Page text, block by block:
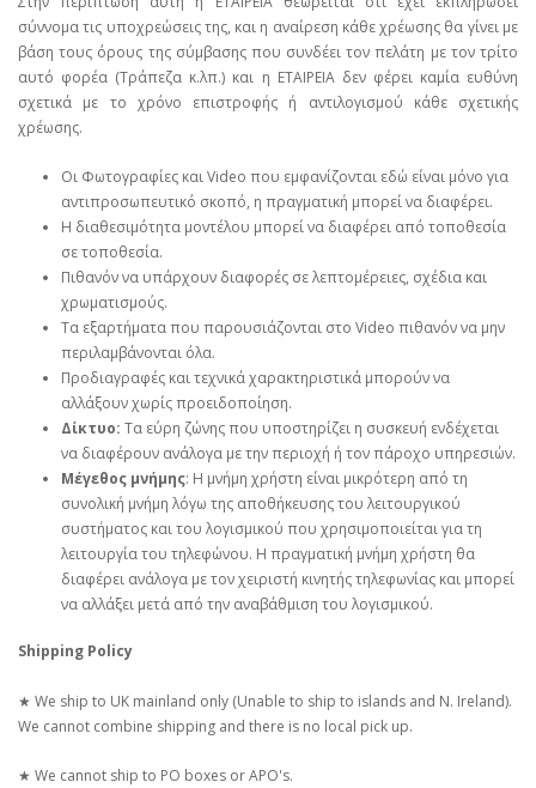
σύννομα τις υποχρεώσεις της, και η αναίρεση κάθε χρέωσης θα γίνει με
βάση τους όρους της σύμβασης που συνδέει τον πελάτη με τον τρίτο
αυτό φορέα (Τράπεζα κ.λπ.) και η ΕΤΑΙΡΕΙΑ δεν φέρει καμία ευθύνη
σχετικά με το χρόνο επιστροφής ή αντιλογισμού κάθε σχετικής
χρέωσης.
Οι Φωτογραφίες και Video που εμφανίζονται εδώ είναι μόνο για
αντιπροσωπευτικό σκοπό, η πραγματική μπορεί να διαφέρει.
Η διαθεσιμότητα μοντέλου μπορεί να διαφέρει από τοποθεσία
σε τοποθεσία.
Πιθανόν να υπάρχουν διαφορές σε λεπτομέρειες, σχέδια και
χρωματισμούς.
Τα εξαρτήματα που παρουσιάζονται στο Video πιθανόν να μην
περιλαμβάνονται όλα.
Προδιαγραφές και τεχνικά χαρακτηριστικά μπορούν να
αλλάξουν χωρίς προειδοποίηση.
Δίκτυο: Τα εύρη ζώνης που υποστηρίζει η συσκευή ενδέχεται
να διαφέρουν ανάλογα με την περιοχή ή τον πάροχο υπηρεσιών.
Μέγεθος μνήμης: Η μνήμη χρήστη είναι μικρότερη από τη
συνολική μνήμη λόγω της αποθήκευσης του λειτουργικού
συστήματος και του λογισμικού που χρησιμοποιείται για τη
λειτουργία του τηλεφώνου. Η πραγματική μνήμη χρήστη θα
διαφέρει ανάλογα με τον χειριστή κινητής τηλεφωνίας και μπορεί
να αλλάξει μετά από την αναβάθμιση του λογισμικού.
Shipping Policy
★ We ship to UK mainland only (Unable to ship to islands and N. Ireland).
We cannot combine shipping and there is no local pick up.
★ We cannot ship to PO boxes or APO's.